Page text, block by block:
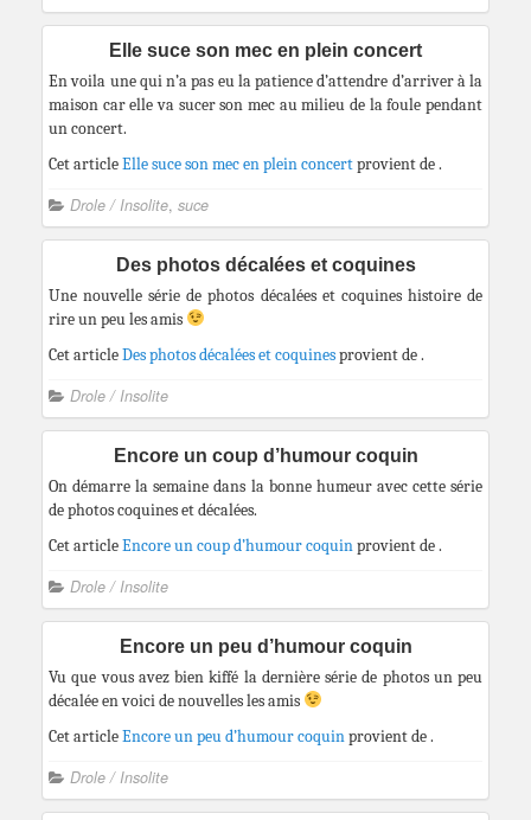
Elle suce son mec en plein concert
En voila une qui n’a pas eu la patience d’attendre d’arriver à la
maison car elle va sucer son mec au milieu de la foule pendant
un concert.
Cet articleElle suce son mec en plein concertprovient de.
Drole / Insolite, suce
Des photos décalées et coquines
Une nouvelle série de photos décalées et coquines histoire de
rire un peu les amis
Cet articleDes photos décalées et coquinesprovient de.
Drole / Insolite
Encore un coup d’humour coquin
On démarre la semaine dans la bonne humeur avec cette série
de photos coquines et décalées.
Cet articleEncore un coup d’humour coquinprovient de.
Drole / Insolite
Encore un peu d’humour coquin
Vu que vous avez bien kiffé la dernière série de photos un peu
décalée en voici de nouvelles les amis
Cet articleEncore un peu d’humour coquinprovient de.
Drole / Insolite